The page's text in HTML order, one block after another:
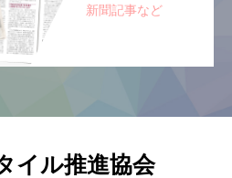
新聞記事など
イル推進協会